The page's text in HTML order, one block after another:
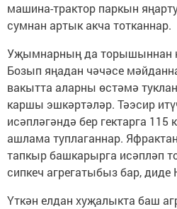
машина-трактор паркын
сумнан артык акча тотканнар.
Уҗымнарның да торышыннан
Бозып яңадан чәчәсе
вакытта аларны өстәмә
каршы эшкәртәләр. Тәэсир
исәпләгәндә бер гектарга
ашлама туплаганнар.
тапкыр башкарырга исәпләп
сипкеч агрегатыбыз бар,
Үткән елдан хуҗалыкта баш